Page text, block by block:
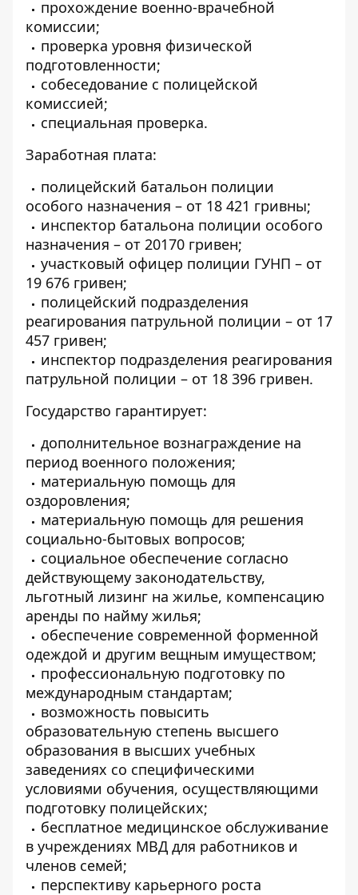
прохождение военно-врачебной
комиссии;
проверка уровня физической
подготовленности;
собеседование с полицейской
комиссией;
специальная проверка.
Заработная плата:
полицейский батальон полиции
особого назначения – от 18 421 гривны;
инспектор батальона полиции особого
назначения – от 20170 гривен;
участковый офицер полиции ГУНП – от
19 676 гривен;
полицейский подразделения
реагирования патрульной полиции – от 17
457 гривен;
инспектор подразделения реагирования
патрульной полиции – от 18 396 гривен.
Государство гарантирует:
дополнительное вознаграждение на
период военного положения;
материальную помощь для
оздоровления;
материальную помощь для решения
социально-бытовых вопросов;
социальное обеспечение согласно
действующему законодательству,
льготный лизинг на жилье, компенсацию
аренды по найму жилья;
обеспечение современной форменной
одеждой и другим вещным имуществом;
профессиональную подготовку по
международным стандартам;
возможность повысить
образовательную степень высшего
образования в высших учебных
заведениях со специфическими
условиями обучения, осуществляющими
подготовку полицейских;
бесплатное медицинское обслуживание
в учреждениях МВД для работников и
членов семей;
перспективу карьерного роста